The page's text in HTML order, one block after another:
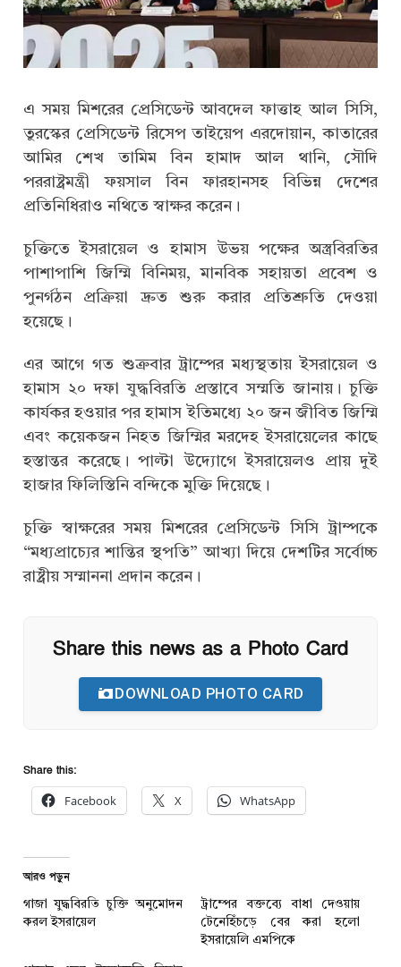
এ সময় মিশরের প্রেসিডেন্ট আবদেল ফাত্তাহ আল সিসি,
তুরস্কের প্রেসিডেন্ট রিসেপ তাইয়েপ এরদোয়ান, কাতারের
আমির শেখ তামিম বিন হামাদ আল থানি, সৌদি
পররাষ্ট্রমন্ত্রী ফয়সাল বিন ফারহানসহ বিভিন্ন দেশের
প্রতিনিধিরাও নথিতে স্বাক্ষর করেন।
চুক্তিতে ইসরায়েল ও হামাস উভয় পক্ষের অস্ত্রবিরতির
পাশাপাশি জিম্মি বিনিময়, মানবিক সহায়তা প্রবেশ ও
পুনর্গঠন প্রক্রিয়া দ্রুত শুরু করার প্রতিশ্রুতি দেওয়া
হয়েছে।
এর আগে গত শুক্রবার ট্রাম্পের মধ্যস্থতায় ইসরায়েল ও
হামাস ২০ দফা যুদ্ধবিরতি প্রস্তাবে সম্মতি জানায়। চুক্তি
কার্যকর হওয়ার পর হামাস ইতিমধ্যে ২০ জন জীবিত জিম্মি
এবং কয়েকজন নিহত জিম্মির মরদেহ ইসরায়েলের কাছে
হস্তান্তর করেছে। পাল্টা উদ্যোগে ইসরায়েলও প্রায় দুই
হাজার ফিলিস্তিনি বন্দিকে মুক্তি দিয়েছে।
চুক্তি স্বাক্ষরের সময় মিশরের প্রেসিডেন্ট সিসি ট্রাম্পকে
“মধ্যপ্রাচ্যের শান্তির স্থপতি” আখ্যা দিয়ে দেশটির সর্বোচ্চ
রাষ্ট্রীয় সম্মাননা প্রদান করেন।
Share this news as a Photo Card
DOWNLOAD PHOTO CARD
Share this:
Facebook X WhatsApp
আরও পড়ুন
গাজা যুদ্ধবিরতি চুক্তি অনুমোদন
করল ইসরায়েল
ট্রাম্পের বক্তব্যে বাধা দেওয়ায়
টেনেহিঁচড়ে বের করা হলো
ইসরায়েলি এমপিকে